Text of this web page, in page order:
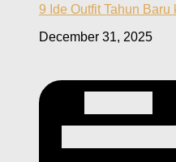
9 Ide Outfit Tahun
December 31, 2025